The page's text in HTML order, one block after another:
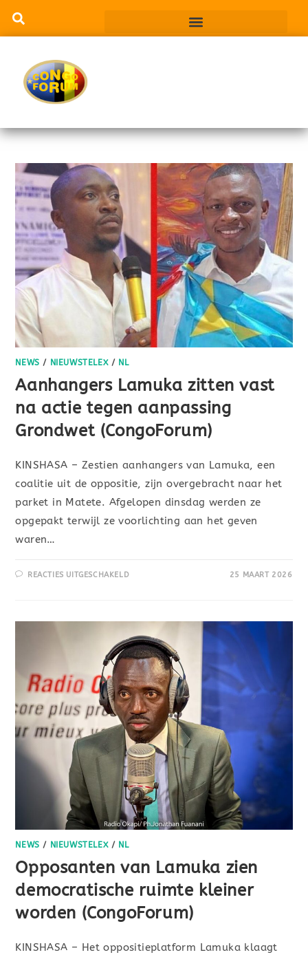
NEWS / NIEUWSTELEX/ NL
Aanhangers Lamuka zitten vast
na actie tegen aanpassing
Grondwet (CongoForum)
KINSHASA – Zestien aanhangers van Lamuka, een
coalitie uit de oppositie, zijn overgebracht naar het
parket in Matete. Afgelopen dinsdag werden ze
opgepakt terwijl ze voorlichting aan het geven
waren…
REACTIES UITGESCHAKELD 25 MAART 2026
NEWS / NIEUWSTELEX/ NL
Opposanten van Lamuka zien
democratische ruimte kleiner
worden (CongoForum)
KINSHASA – Het oppositieplatform Lamuka klaagt